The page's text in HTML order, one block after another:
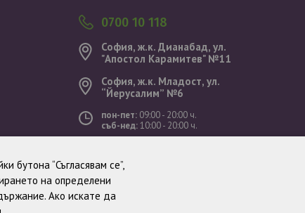
0700 10 118
София, ж.к. Дианабад, ул.
"Aпостол Карамитев" №11
София, ж.к. Младост, ул.
“Йерусалим” №6
пон-пет: 09:00 - 20:00 ч.
съб-нед:10:00 - 20:00 ч.
бутона “Съгласявам се”,
на определени
Ако искате да